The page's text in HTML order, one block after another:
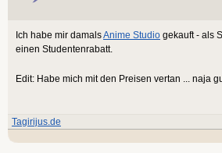
Ich habe mir damalsAnime Studio gekauft - als
einen Studentenrabatt.
Edit: Habe mich mit den Preisen vertan ... naja
Tagirijus.de